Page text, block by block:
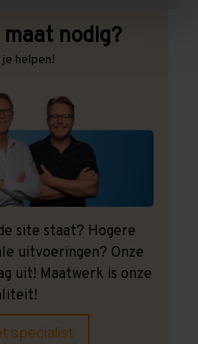
nodig?
je helpen!
site staat? Hogere
uitvoeringen? Onze
uit! Maatwerk is onze
specialist